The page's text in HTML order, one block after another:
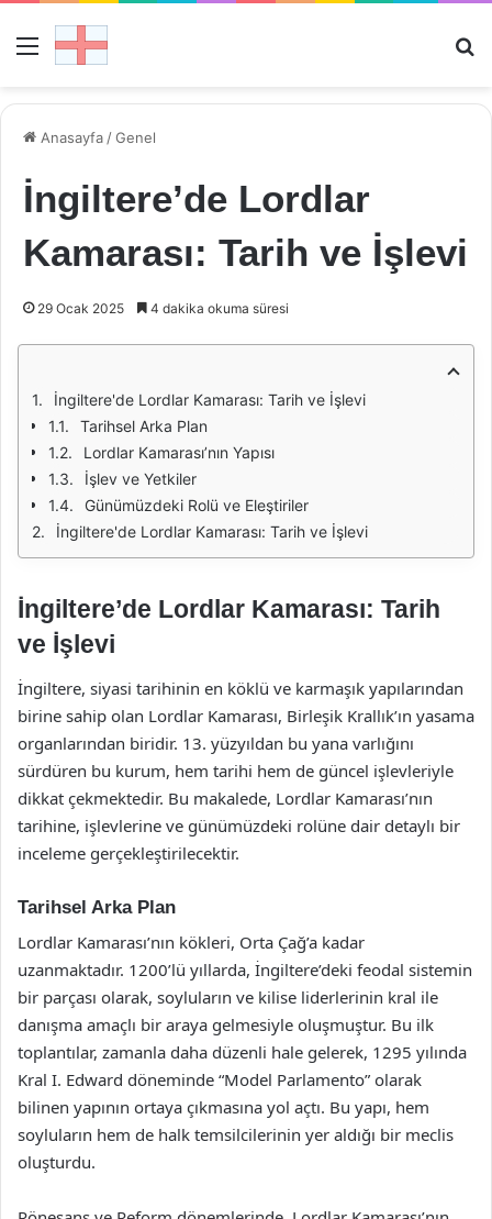
Menü
Anasayfa /Genel
İngiltere’de Lordlar
Kamarası: Tarih ve İşlevi
29 Ocak 2025 4 dakika okuma süresi
İngiltere'de Lordlar Kamarası: Tarih ve İşlevi
Tarihsel Arka Plan
Lordlar Kamarası’nın Yapısı
İşlev ve Yetkiler
Günümüzdeki Rolü ve Eleştiriler
İngiltere'de Lordlar Kamarası: Tarih ve İşlevi
İngiltere’de Lordlar Kamarası: Tarih
ve İşlevi
İngiltere, siyasi tarihinin en köklü ve karmaşık yapılarından
birine sahip olan Lordlar Kamarası, Birleşik Krallık’ın yasama
organlarından biridir. 13. yüzyıldan bu yana varlığını
sürdüren bu kurum, hem tarihi hem de güncel işlevleriyle
dikkat çekmektedir. Bu makalede, Lordlar Kamarası’nın
tarihine, işlevlerine ve günümüzdeki rolüne dair detaylı bir
inceleme gerçekleştirilecektir.
Tarihsel Arka Plan
Lordlar Kamarası’nın kökleri, Orta Çağ’a kadar
uzanmaktadır. 1200’lü yıllarda, İngiltere’deki feodal sistemin
bir parçası olarak, soyluların ve kilise liderlerinin kral ile
danışma amaçlı bir araya gelmesiyle oluşmuştur. Bu ilk
toplantılar, zamanla daha düzenli hale gelerek, 1295 yılında
Kral I. Edward döneminde “Model Parlamento” olarak
bilinen yapının ortaya çıkmasına yol açtı. Bu yapı, hem
soyluların hem de halk temsilcilerinin yer aldığı bir meclis
oluşturdu.